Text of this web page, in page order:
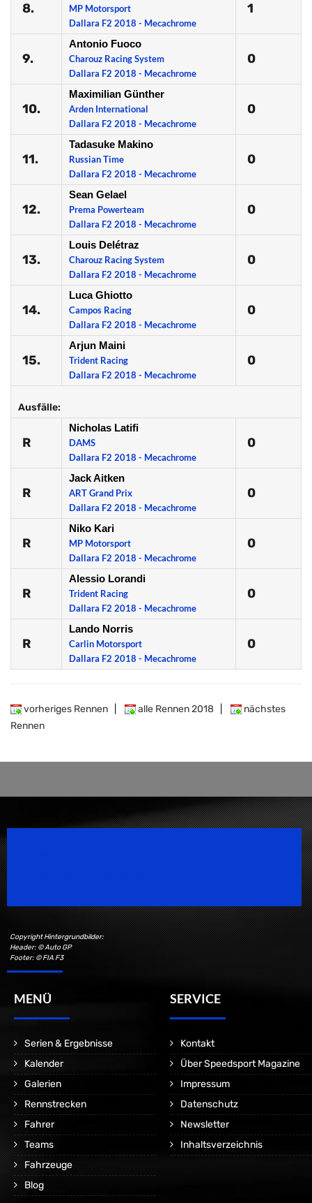
8.
MP Motorsport
Dallara F2 2018 - Mecachrome
1
9.
Antonio Fuoco
Charouz Racing System
Dallara F2 2018 - Mecachrome
0
10.
Maximilian Günther
Arden International
Dallara F2 2018 - Mecachrome
0
11.
Tadasuke Makino
Russian Time
Dallara F2 2018 - Mecachrome
0
12.
Sean Gelael
Prema Powerteam
Dallara F2 2018 - Mecachrome
0
13.
Louis Delétraz
Charouz Racing System
Dallara F2 2018 - Mecachrome
0
14.
Luca Ghiotto
Campos Racing
Dallara F2 2018 - Mecachrome
0
15.
Arjun Maini
Trident Racing
Dallara F2 2018 - Mecachrome
0
Ausfälle:
R
Nicholas Latifi
DAMS
Dallara F2 2018 - Mecachrome
0
R
Jack Aitken
ART Grand Prix
Dallara F2 2018 - Mecachrome
0
R
Niko Kari
MP Motorsport
Dallara F2 2018 - Mecachrome
0
R
Alessio Lorandi
Trident Racing
Dallara F2 2018 - Mecachrome
0
R
Lando Norris
Carlin Motorsport
Dallara F2 2018 - Mecachrome
0
vorheriges Rennen alle Rennen 2018
nächstes
Rennen
Copyright Hintergrundbilder:
Header: © Auto GP
Footer: © FIA F3
MENÜ
Serien & Ergebnisse
Kalender
Galerien
Rennstrecken
Fahrer
Teams
Fahrzeuge
Blog
SERVICE
Kontakt
Über Speedsport Magazine
Impressum
Datenschutz
Newsletter
Inhaltsverzeichnis